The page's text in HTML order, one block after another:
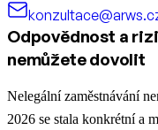
Odpovědnost a
nemůžete dovolit
Nelegální zaměstnávání
2026 se stala konkrétní a